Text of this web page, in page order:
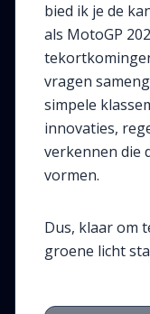
bied ik je de
als MotoGP
vragen
simpele
innovaties,
verkennen die
vormen.
Dus, klaar om
groene licht